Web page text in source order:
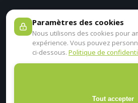
Paramètres des cookies
Nous utilisons des cookies pour
expérience. Vous pouvez
ci-dessous. Politique de
Tout accepter